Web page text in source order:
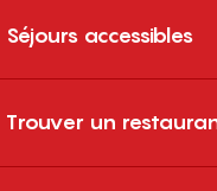
Séjours accessibles
Trouver un